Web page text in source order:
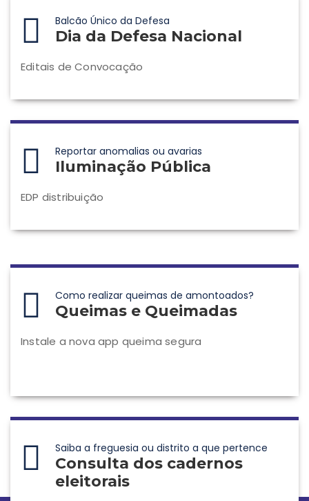
Balcão Único da Defesa
Dia da Defesa Nacional
Editais de Convocação
Reportar anomalias ou avarias
Iluminação Pública
EDP distribuição
Como realizar queimas de amontoados?
Queimas e Queimadas
Instale a nova app queima segura
Saiba a freguesia ou distrito a que pertence
Consulta dos cadernos
eleitorais